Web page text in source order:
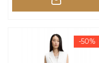
-50%